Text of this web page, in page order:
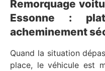
Remorquage
Essonne :
acheminement
Quand la situation
place, le véhicule est